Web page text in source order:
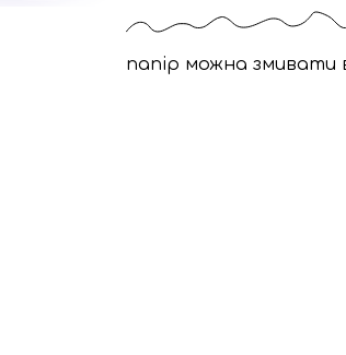
папір можна змивати